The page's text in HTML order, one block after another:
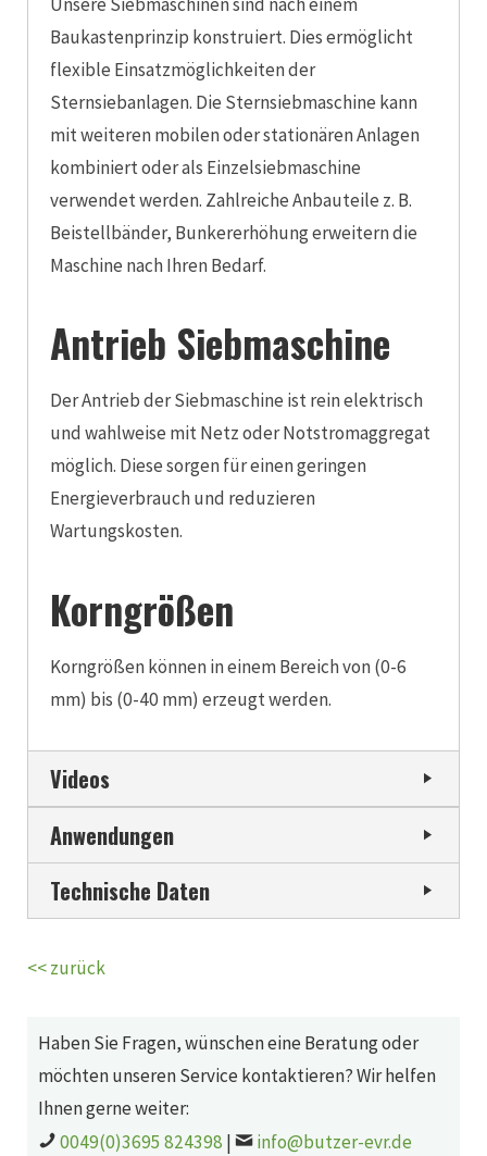
Baukastenprinzip konstruiert. Dies ermöglicht
flexible Einsatzmöglichkeiten der
Sternsiebanlagen. Die Sternsiebmaschine kann
mit weiteren mobilen oder stationären Anlagen
kombiniert oder als Einzelsiebmaschine
verwendet werden. Zahlreiche Anbauteile z. B.
Beistellbänder, Bunkererhöhungerweitern die
Maschine nach Ihren Bedarf.
Antrieb Siebmaschine
Der Antrieb der Siebmaschine ist rein elektrisch
und wahlweise mit Netz oder Notstromaggregat
möglich. Diese sorgen für einen geringen
Energieverbrauch und reduzieren
Wartungskosten.
Korngrößen
Korngrößen können in einem Bereich von (0-6
mm) bis (0-40 mm) erzeugt werden.
Videos
Anwendungen
Technische Daten
<< zurück
Haben Sie Fragen, wünschen eine Beratung oder
möchten unseren Service kontaktieren? Wir helfen
Ihnen gerne weiter:
0049(0)3695 824398 | info@butzer-evr.de